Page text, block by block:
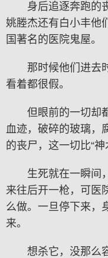
身后追逐奔跑的
姚塍杰还有白小丰他
国著名的医院鬼屋。
那时候他们进去
看着都很假。
但眼前的一切却
血迹，破碎的玻璃，
的丧尸，这一切比“神
生死就在一瞬间
来往后开一枪，可医
么做。一旦停下来，
来。
想杀它，没那么